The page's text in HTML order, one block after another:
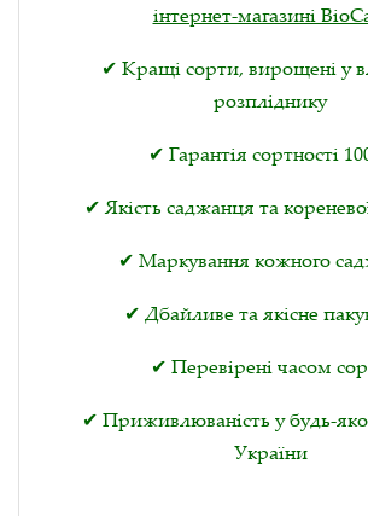
інтернет-магазині
✔ Кращі сорти, вирощені у
розпліднику
✔ Гарантія сортності
✔ Якість саджанця та
✔ Маркування кожного
✔ Дбайливе та якісне
✔ Перевірені часом
✔ Приживлюваність у будь-
України